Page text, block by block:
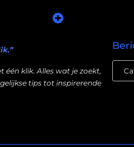
klik. Alles wat je zoekt,
tips tot inspirerende